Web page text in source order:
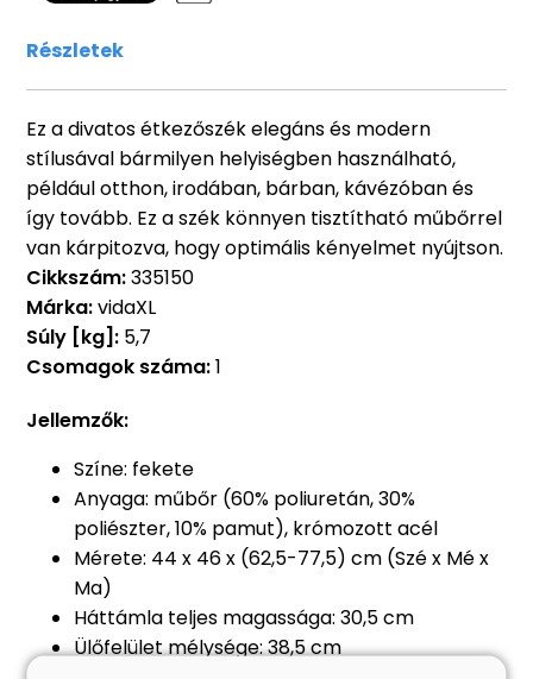
Részletek
Ez a divatos étkezőszék elegáns és modern
stílusával bármilyen helyiségben használható,
például otthon, irodában, bárban, kávézóban és
így tovább. Ez a szék könnyen tisztítható műbőrrel
van kárpitozva, hogy optimális kényelmet nyújtson.
Cikkszám:335150
Márka:vidaXL
Súly [kg]: 5,7
Csomagok száma:1
Jellemzők:
Színe: fekete
Anyaga: műbőr (60% poliuretán, 30%
poliészter, 10% pamut), krómozott acél
Mérete: 44 x 46 x (62,5-77,5) cm (Szé x Mé x
Ma)
Háttámla teljes magassága: 30,5 cm
Ülőfelület mélysége: 38,5 cm